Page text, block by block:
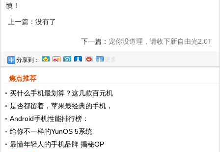
慎！
上一篇：没有了
下一篇： 宠你没道理，请收下新自由光2.0T
分享到： 更多
焦点推荐
买什么手机最划算？这几款百元机
是否都留着，苹果最经典的手机，
Android手机性能排行榜：
给你不一样的YunOS 5系统
最懂年轻人的手机品牌 揭秘OP